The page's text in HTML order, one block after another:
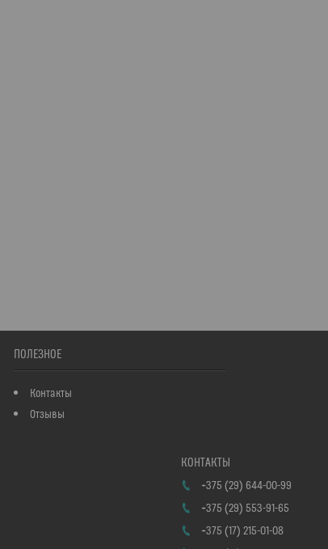
ПОЛЕЗНОЕ
Контакты
Отзывы
+375 (29) 644-00-99
+375 (29) 553-91-65
+375 (17) 215-01-08